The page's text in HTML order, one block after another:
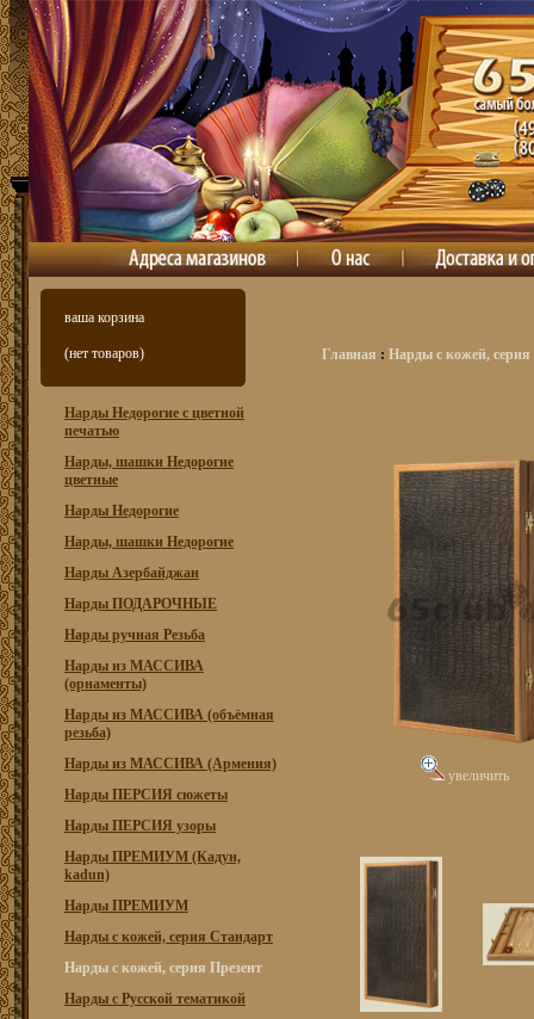
ваша корзина
(нет товаров)
Нарды Недорогие с цветной
печатью
Нарды, шашки Недорогие
цветные
Нарды Недорогие
Нарды, шашки Недорогие
Нарды Азербайджан
Нарды ПОДАРОЧНЫЕ
Нарды ручная Резьба
Нарды из МАССИВА
(орнаменты)
Нарды из МАССИВА (объёмная
резьба)
Нарды из МАССИВА (Армения)
Нарды ПЕРСИЯ сюжеты
Нарды ПЕРСИЯ узоры
Нарды ПРЕМИУМ (Кадун,
kadun)
Нарды ПРЕМИУМ
Нарды с кожей, серия Стандарт
Нарды с кожей, серия Презент
Нарды с Русской тематикой
Главная : Нарды с кожей, серия
увеличить